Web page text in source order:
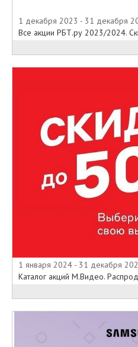
1 декабря 2023 - 31 декабря
Все акции РБТ.ру 2023/2024.
1 января 2024 - 31 декабря
Каталог акций М.Видео.